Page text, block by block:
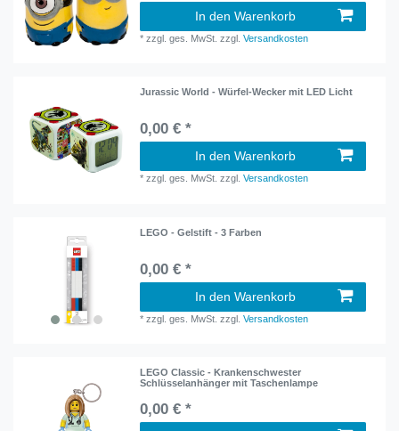
In den Warenkorb
*zzgl. ges. MwSt. zzgl.Versandkosten
Jurassic World - Würfel-Wecker mit LED Licht
0,00 € *
In den Warenkorb
*zzgl. ges. MwSt. zzgl.Versandkosten
LEGO - Gelstift - 3 Farben
0,00 € *
In den Warenkorb
*zzgl. ges. MwSt. zzgl.Versandkosten
LEGO Classic - Krankenschwester
Schlüsselanhänger mit Taschenlampe
0,00 € *